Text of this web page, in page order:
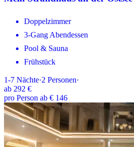
Doppelzimmer
3-Gang Abendessen
Pool & Sauna
Frühstück
1-7 Nächte·2 Personen·
ab 292 €
pro Person ab € 146